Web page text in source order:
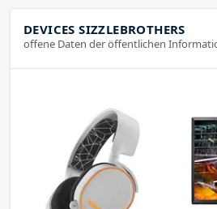
DEVICES SIZZLEBROTHERS
offene Daten der öffentlichen